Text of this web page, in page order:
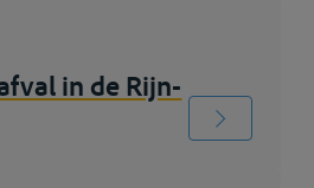
in de Rijn-